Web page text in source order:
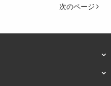
次のページ